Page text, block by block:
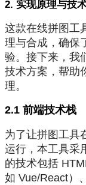
2. 实现原理与技
这款在线拼图工
理与合成，确保
验。接下来，我
技术方案，帮助
理。
2.1 前端技术栈
为了让拼图工具
运行，本工具采
的技术包括
如 Vue/React）